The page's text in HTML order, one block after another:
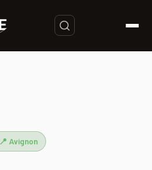
📍 Avignon